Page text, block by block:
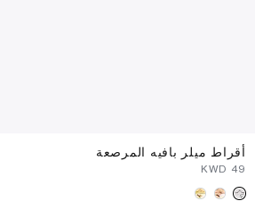
أقراط ميلر بافيه المرصعة